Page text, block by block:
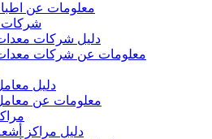
معلومات عن
شركات
دليل شركات
معلومات عن شركات معدات
دليل
معلومات عن
دليل مراكز